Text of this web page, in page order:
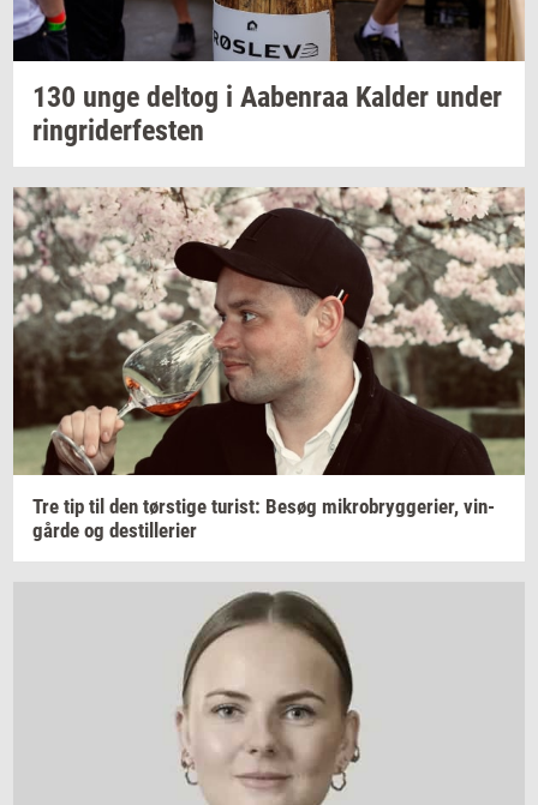
130 unge delt­og i Aa­ben­raa Kal­der under
rin­gri­der­fe­sten
Tre tip til den tørsti­ge turist: Besøg mi­kro­bryg­ge­ri­er, vin­
går­de og destil­le­ri­er